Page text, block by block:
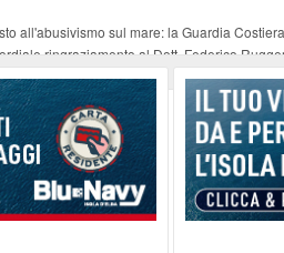
all'abusivismo sul mare: la Guardia
ringraziamento al Dott. Federico
all'Elba: riaffiora una testimonianza
dei bordi stradali -07-08-2026
dal nuovo piano dell'Autorità